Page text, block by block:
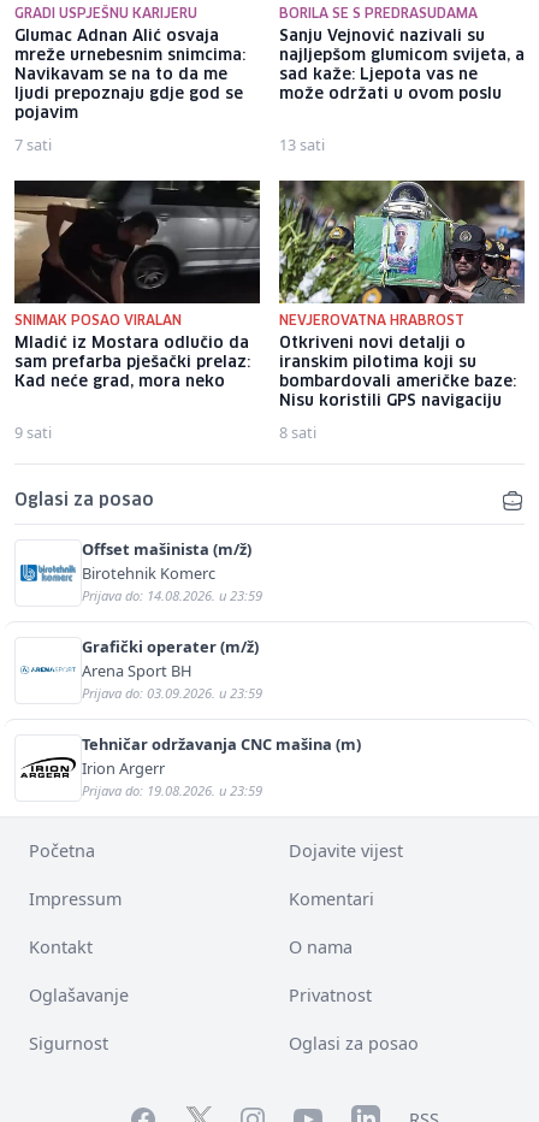
GRADI USPJEŠNU KARIJERU
Glumac Adnan Alić osvaja
mreže urnebesnim snimcima:
Navikavam se na to da me
ljudi prepoznaju gdje god se
pojavim
7 sati
BORILA SE S PREDRASUDAMA
Sanju Vejnović nazivali su
najljepšom glumicom svijeta, a
sad kaže: Ljepota vas ne
može održati u ovom poslu
13 sati
SNIMAK POSAO VIRALAN
Mladić iz Mostara odlučio da
sam prefarba pješački prelaz:
Kad neće grad, mora neko
9 sati
NEVJEROVATNA HRABROST
Otkriveni novi detalji o
iranskim pilotima koji su
bombardovali američke baze:
Nisu koristili GPS navigaciju
8 sati
Oglasi za posao
Offset mašinista (m/ž)
Birotehnik Komerc
Prijava do: 14.08.2026. u 23:59
Grafički operater (m/ž)
Arena Sport BH
Prijava do: 03.09.2026. u 23:59
Tehničar održavanja CNC mašina (m)
Irion Argerr
Prijava do: 19.08.2026. u 23:59
Početna Dojavite vijest
Impressum Komentari
Kontakt O nama
Oglašavanje Privatnost
Sigurnost Oglasi za posao
Facebook YouTubeLinkedIn